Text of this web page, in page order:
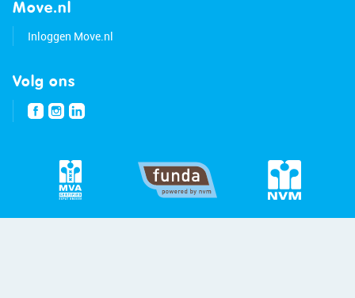
Move.nl
Inloggen Move.nl
Volg ons